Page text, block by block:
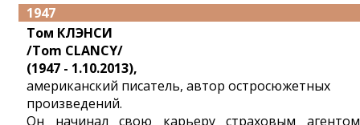
1947
Том КЛЭНСИ
/Tom CLANCY/
(1947 - 1.10.2013),
американский писатель, автор остросюжетных
произведений.
Он начинал свою карьеру страховым